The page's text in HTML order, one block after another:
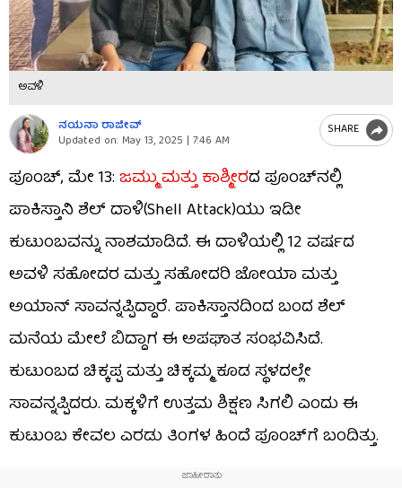
ಅವಳಿ
ನಯನಾ ರಾಜೀವ್
Updated on: May 13, 2025 | 7:46 AM
SHARE
ಪೂಂಚ್, ಮೇ 13:ಜಮ್ಮು ಮತ್ತು ಕಾಶ್ಮೀರದ ಪೂಂಚ್‌ನಲ್ಲಿ
ಪಾಕಿಸ್ತಾನಿ ಶೆಲ್ ದಾಳಿ(Shell Attack)ಯು ಇಡೀ
ಕುಟುಂಬವನ್ನು ನಾಶಮಾಡಿದೆ. ಈ ದಾಳಿಯಲ್ಲಿ 12 ವರ್ಷದ
ಅವಳಿ ಸಹೋದರ ಮತ್ತು ಸಹೋದರಿ ಜೋಯಾ ಮತ್ತು
ಅಯಾನ್ ಸಾವನ್ನಪ್ಪಿದ್ದಾರೆ. ಪಾಕಿಸ್ತಾನದಿಂದ ಬಂದ ಶೆಲ್
ಮನೆಯ ಮೇಲೆ ಬಿದ್ದಾಗ ಈ ಅಪಘಾತ ಸಂಭವಿಸಿದೆ.
ಕುಟುಂಬದ ಚಿಕ್ಕಪ್ಪ ಮತ್ತು ಚಿಕ್ಕಮ್ಮ ಕೂಡ ಸ್ಥಳದಲ್ಲೇ
ಸಾವನ್ನಪ್ಪಿದರು. ಮಕ್ಕಳಿಗೆ ಉತ್ತಮ ಶಿಕ್ಷಣ ಸಿಗಲಿ ಎಂದು ಈ
ಕುಟುಂಬ ಕೇವಲ ಎರಡು ತಿಂಗಳ ಹಿಂದೆ ಪೂಂಚ್‌ಗೆ ಬಂದಿತ್ತು.